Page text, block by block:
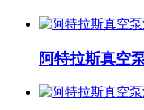
阿特拉斯真空